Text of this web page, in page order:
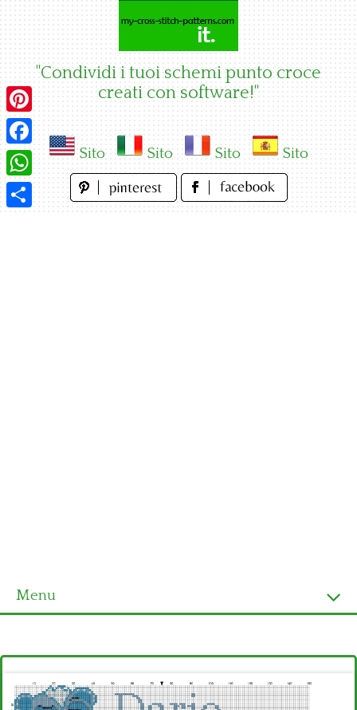
"Condividi i tuoi schemi punto croce
creati con software!"
Sito Sito Sito Sito
Menu
Ultimi schemi
Alfabeto
Pinterest
Facebook
WhatsApp